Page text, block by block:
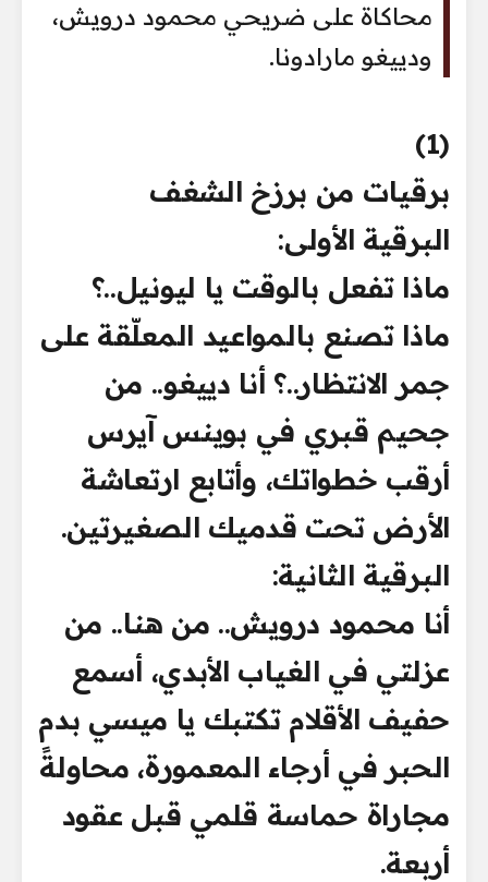
محاكاة على ضريحي محمود درويش،
ودييغو مارادونا.
(1)
برقيات من برزخ الشغف
البرقية الأولى:
ماذا تفعل بالوقت يا ليونيل..؟
ماذا تصنع بالمواعيد المعلّقة على
جمر الانتظار..؟ أنا دييغو.. من
جحيم قبري في بوينس آيرس
أرقب خطواتك، وأتابع ارتعاشة
الأرض تحت قدميك الصغيرتين.
البرقية الثانية:
أنا محمود درويش.. من هنا.. من
عزلتي في الغياب الأبدي، أسمع
حفيف الأقلام تكتبك يا ميسي بدم
الحبر في أرجاء المعمورة، محاولةً
مجاراة حماسة قلمي قبل عقود
أربعة.